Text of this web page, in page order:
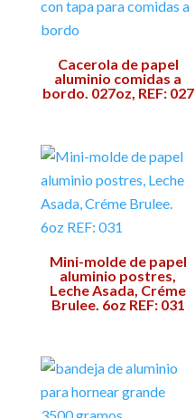
Cacerola de papel
aluminio comidas a
bordo. 027oz, REF: 027
Mini-molde de papel
aluminio postres,
Leche Asada, Créme
Brulee. 6oz REF: 031